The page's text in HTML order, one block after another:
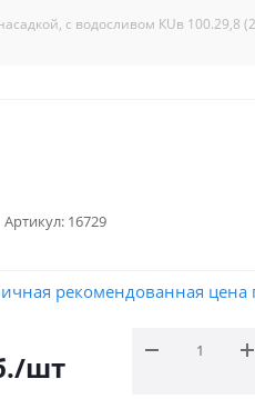
с водосливом КUв 100.29,8
Артикул: 16729
рекомендованная цена
/шт